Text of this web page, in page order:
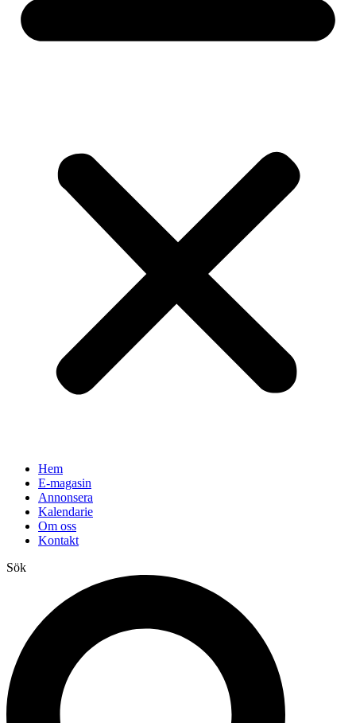
Hem
E-magasin
Annonsera
Kalendarie
Om oss
Kontakt
Sök